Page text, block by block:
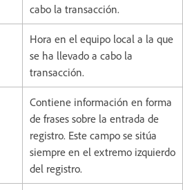
cabo la transacción.
Hora en el equipo local a la que
se ha llevado a cabo la
transacción.
Contiene información en forma
de frases sobre la entrada de
registro. Este campo se sitúa
siempre en el extremo izquierdo
del registro.